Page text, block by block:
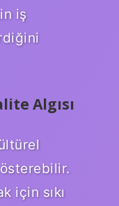
iş
Algısı
için sıkı